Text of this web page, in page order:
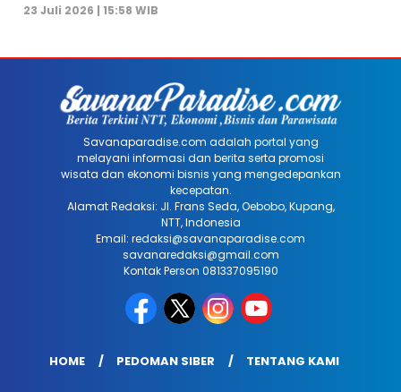
23 Juli 2026 | 15:58 WIB
Savanaparadise.com adalah portal yang
melayani informasi dan berita serta promosi
wisata dan ekonomi bisnis yang mengedepankan
kecepatan.
Alamat Redaksi: Jl. Frans Seda, Oebobo, Kupang,
NTT, Indonesia
Email: redaksi@savanaparadise.com
savanaredaksi@gmail.com
Kontak Person 081337095190
HOME PEDOMAN SIBER TENTANG KAMI